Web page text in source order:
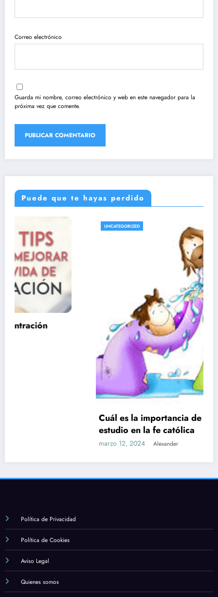
Correo electrónico
Guarda mi nombre, correo electrónico y web en este navegador para la
próxima vez que comente.
Puede que te hayas perdido
Cuál es la importancia de la formación y el
estudio en la fe católica
Alexander
Política de Cookies
Aviso Legal